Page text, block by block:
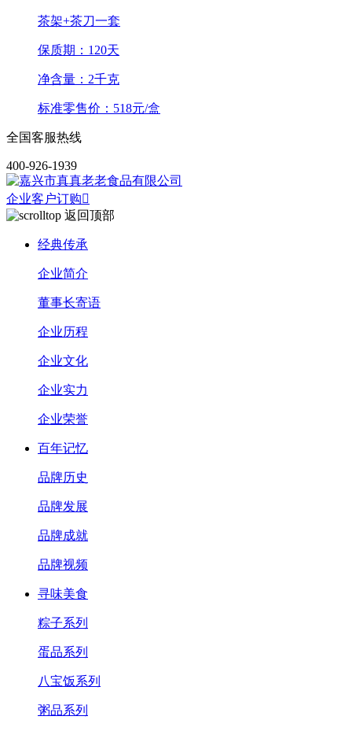
茶架+茶刀一套
保质期：120天
净含量：2千克
标准零售价：518元/盒
全国客服热线
400-926-1939
企业客户订购
返回顶部
经典传承
企业简介
董事长寄语
企业历程
企业文化
企业实力
企业荣誉
百年记忆
品牌历史
品牌发展
品牌成就
品牌视频
寻味美食
粽子系列
蛋品系列
八宝饭系列
粥品系列